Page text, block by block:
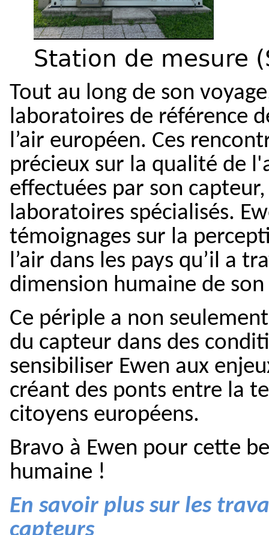
Station de mesure
Tout au long de son
laboratoires de référence
l’air européen. Ces
précieux sur la qualité de
effectuées par son
laboratoires spécialisés.
témoignages sur la
l’air dans les pays qu’il a
dimension humaine de
Ce périple a non
du capteur dans des
sensibiliser Ewen aux
créant des ponts entre la
citoyens européens.
Bravo à Ewen pour cette
humaine !
En savoir plus sur les